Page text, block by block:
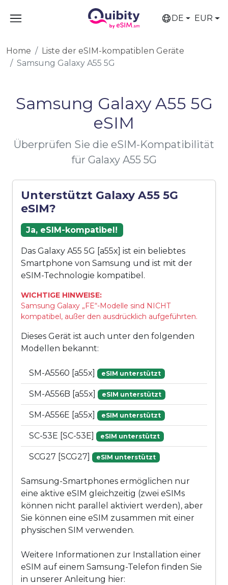
DE EUR
Home
Liste der eSIM-kompatiblen Geräte
Samsung Galaxy A55 5G
Samsung Galaxy A55 5G
eSIM
Überprüfen Sie die eSIM-Kompatibilität
für Galaxy A55 5G
Unterstützt Galaxy A55 5G
eSIM?
Ja, eSIM-kompatibel!
Das Galaxy A55 5G [a55x] ist ein beliebtes
Smartphone von Samsung und ist mit der
eSIM-Technologie kompatibel.
WICHTIGE HINWEISE:
Samsung Galaxy „FE“-Modelle sind NICHT
kompatibel, außer den ausdrücklich aufgeführten.
Dieses Gerät ist auch unter den folgenden
Modellen bekannt:
SM-A5560 [a55x] eSIM unterstützt
SM-A556B [a55x] eSIM unterstützt
SM-A556E [a55x] eSIM unterstützt
SC-53E [SC-53E] eSIM unterstützt
SCG27 [SCG27] eSIM unterstützt
Samsung-Smartphones ermöglichen nur
eine aktive eSIM gleichzeitig (zwei eSIMs
können nicht parallel aktiviert werden), aber
Sie können eine eSIM zusammen mit einer
physischen SIM verwenden.
Weitere Informationen zur Installation einer
eSIM auf einem Samsung-Telefon finden Sie
in unserer Anleitung hier: